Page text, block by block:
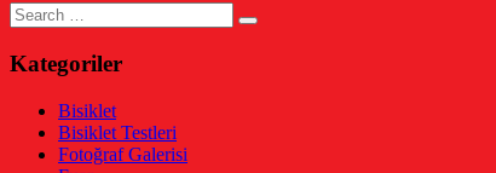
Search
for:
Kategoriler
Bisiklet
Bisiklet Testleri
Fotoğraf Galerisi